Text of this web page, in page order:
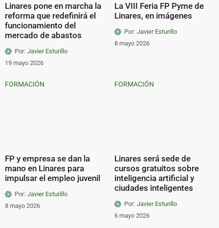
Linares pone en marcha la
reforma que redefinirá el
funcionamiento del
mercado de abastos
Por: Javier Esturillo
19 mayo 2026
La VIII Feria FP Pyme de
Linares, en imágenes
Por: Javier Esturillo
8 mayo 2026
FORMACIÓN
FP y empresa se dan la
mano en Linares para
impulsar el empleo juvenil
Por: Javier Esturillo
8 mayo 2026
FORMACIÓN
Linares será sede de
cursos gratuitos sobre
inteligencia artificial y
ciudades inteligentes
Por: Javier Esturillo
6 mayo 2026